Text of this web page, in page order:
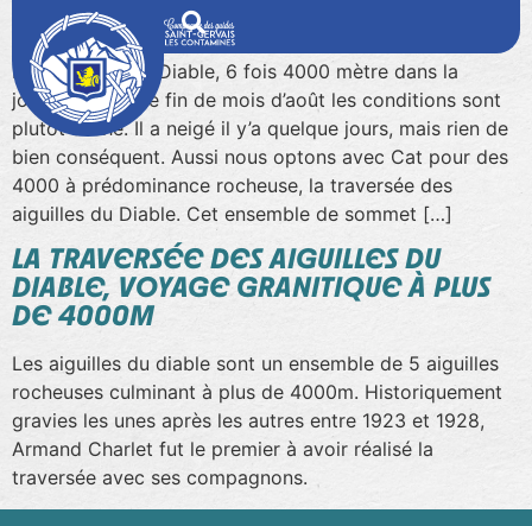
TRAVERSÉE DES AIGUILLES DU DIABLE
Les Aiguilles du Diable, 6 fois 4000 mètre dans la
journée En cette fin de mois d’août les conditions sont
plutôt sèche. Il a neigé il y’a quelque jours, mais rien de
bien conséquent. Aussi nous optons avec Cat pour des
4000 à prédominance rocheuse, la traversée des
aiguilles du Diable. Cet ensemble de sommet […]
LA TRAVERSÉE DES AIGUILLES DU
DIABLE, VOYAGE GRANITIQUE À PLUS
DE 4000M
Les aiguilles du diable sont un ensemble de 5 aiguilles
rocheuses culminant à plus de 4000m. Historiquement
gravies les unes après les autres entre 1923 et 1928,
Armand Charlet fut le premier à avoir réalisé la
traversée avec ses compagnons.